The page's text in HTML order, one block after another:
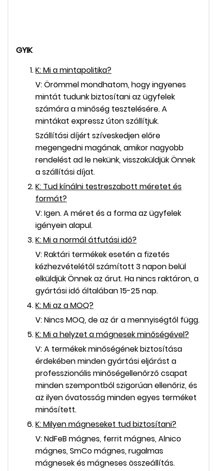
GYIK
K: Mi a mintapolitika?
V: Örömmel mondhatom, hogy ingyenes
mintát tudunk biztosítani az ügyfelek
számára a minőség tesztelésére. A
mintákat expressz úton szállítjuk.
Szállítási díjért szíveskedjen előre
megengedni magának, amikor nagyobb
rendelést ad le nekünk, visszaküldjük Önnek
a szállítási díjat.
K: Tud kínálni testreszabott méretet és
formát?
V: Igen. A méret és a forma az ügyfelek
igényein alapul.
K: Mi a normál átfutási idő?
V: Raktári termékek esetén a fizetés
kézhezvételétől számított 3 napon belül
elküldjük Önnek az árut. Ha nincs raktáron, a
gyártási idő általában 15-25 nap.
K: Mi az a MOQ?
V: Nincs MOQ, de az ár a mennyiségtől függ.
K: Mi a helyzet a mágnesek minőségével?
V: A termékek minőségének biztosítása
érdekében minden gyártási eljárást a
professzionális minőségellenőrző csapat
minden szempontból szigorúan ellenőriz, és
az ilyen óvatosság minden egyes terméket
minősített.
K: Milyen mágneseket tud biztosítani?
V: NdFeB mágnes, ferrit mágnes, Alnico
mágnes, SmCo mágnes, rugalmas
mágnesek és mágneses összeállítás.